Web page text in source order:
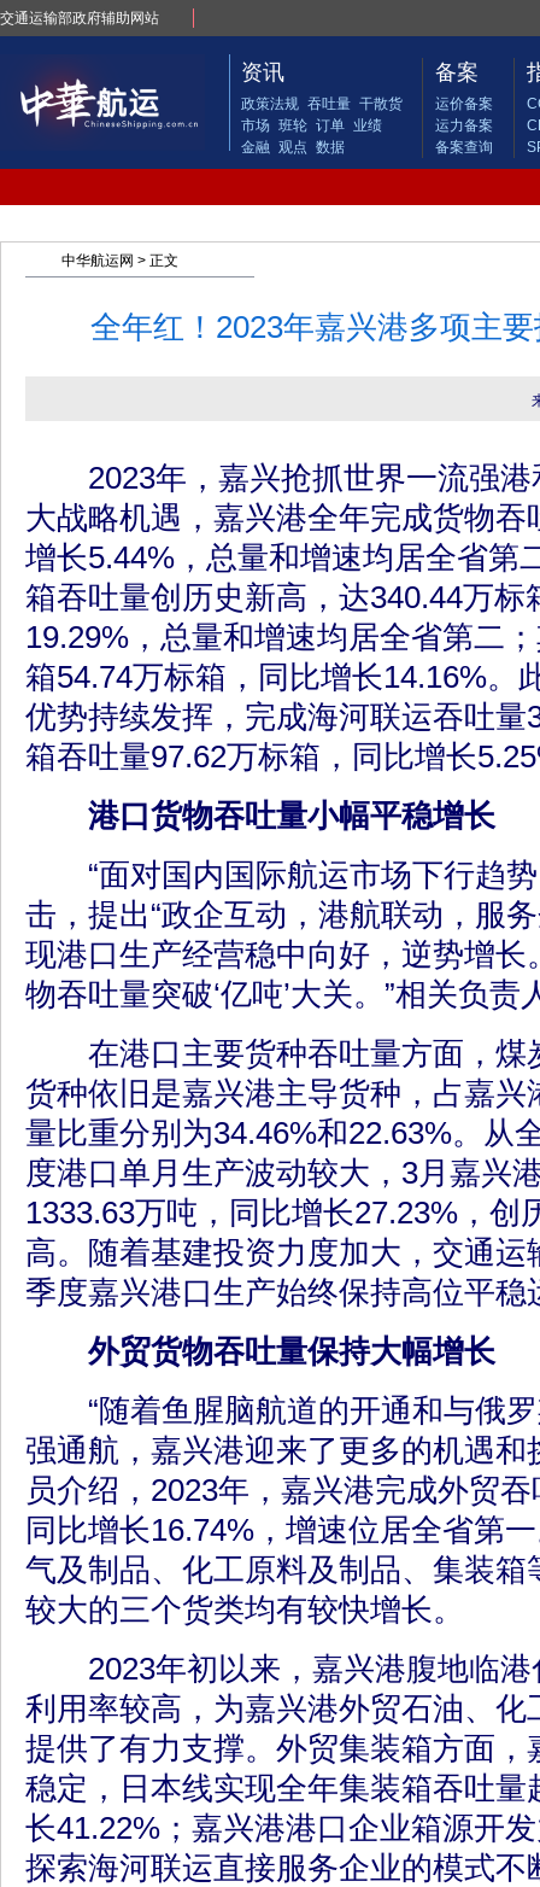
交通运输部政府辅助网站
资讯
政策法规 吞吐量 干散货
市场 班轮 订单 业绩
金融 观点 数据
备案
运价备案
运力备案
备案查询
中华航运网 > 正文
全年红！2023年嘉兴港多项主
2023年，嘉兴抢抓世界一流强港
大战略机遇，嘉兴港全年完成货物吞
增长5.44%，总量和增速均居全省第
箱吞吐量创历史新高，达340.44万标
19.29%，总量和增速均居全省第二
箱54.74万标箱，同比增长14.16%。
优势持续发挥，完成海河联运吞吐量
箱吞吐量97.62万标箱，同比增长
港口货物吞吐量小幅平稳增长
“面对国内国际航运市场下行趋势
击，提出“政企互动，港航联动，服
现港口生产经营稳中向好，逆势增长
物吞吐量突破‘亿吨’大关。”相关负责
在港口主要货种吞吐量方面，煤
货种依旧是嘉兴港主导货种，占嘉兴
量比重分别为34.46%和22.63%。从
度港口单月生产波动较大，3月嘉兴
1333.63万吨，同比增长27.23%，创
高。随着基建投资力度加大，交通
季度嘉兴港口生产始终保持高位平稳
外贸货物吞吐量保持大幅增长
“随着鱼腥脑航道的开通和与俄罗
强通航，嘉兴港迎来了更多的机遇和
员介绍，2023年，嘉兴港完成外贸
同比增长16.74%，增速位居全省第
气及制品、化工原料及制品、集装箱
较大的三个货类均有较快增长。
2023年初以来，嘉兴港腹地临港
利用率较高，为嘉兴港外贸石油、化
提供了有力支撑。外贸集装箱方面，
稳定，日本线实现全年集装箱吞吐量
长41.22%；嘉兴港港口企业箱源开
探索海河联运直接服务企业的模式不